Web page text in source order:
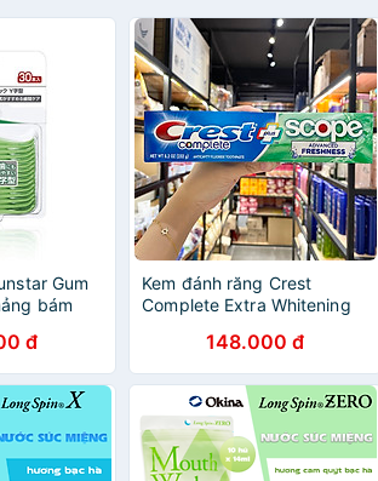
Gum
bám
miệng -
đ
Kem đánh răng Crest
Complete Extra Whitening
148.000 đ